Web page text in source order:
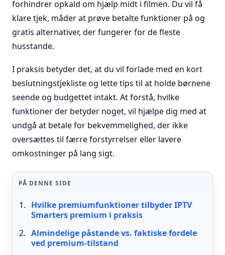
forhindrer opkald om hjælp midt i filmen. Du vil få
klare tjek, måder at prøve betalte funktioner på og
gratis alternativer, der fungerer for de fleste
husstande.
I praksis betyder det, at du vil forlade med en kort
beslutningstjekliste og lette tips til at holde børnene
seende og budgettet intakt. At forstå, hvilke
funktioner der betyder noget, vil hjælpe dig med at
undgå at betale for bekvemmelighed, der ikke
oversættes til færre forstyrrelser eller lavere
omkostninger på lang sigt.
PÅ DENNE SIDE
Hvilke premiumfunktioner tilbyder IPTV
Smarters premium i praksis
Almindelige påstande vs. faktiske fordele
ved premium-tilstand